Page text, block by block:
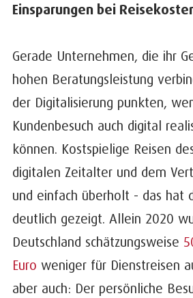
Einsparungen bei
Gerade Unternehmen, die ihr
hohen Beratungsleistung
der Digitalisierung punkten,
Kundenbesuch auch digital
können. Kostspielige Reisen
digitalen Zeitalter und dem
und einfach überholt - das hat
deutlich gezeigt. Allein 2020
Deutschland schätzungsweise
Euro weniger für Dienstreisen
aber auch: Der persönliche